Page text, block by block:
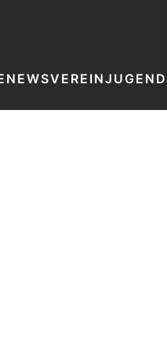
NEWSVEREINJUGEND